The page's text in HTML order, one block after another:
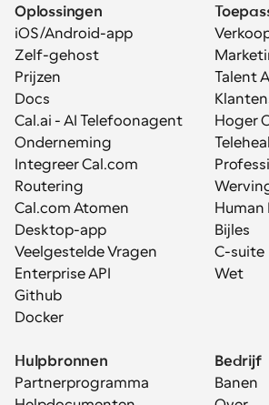
Oplossingen
iOS/Android-app
Zelf-gehost
Prijzen
Docs
Cal.ai - AI Telefoonagent
Onderneming
Integreer Cal.com
Routering
Cal.com Atomen
Desktop-app
Veelgestelde Vragen
Enterprise API
Github
Docker
Talent
Hoger
Human
Bijles
C-suite
Wet
Hulpbronnen
Partnerprogramma
Bedrijf
Banen